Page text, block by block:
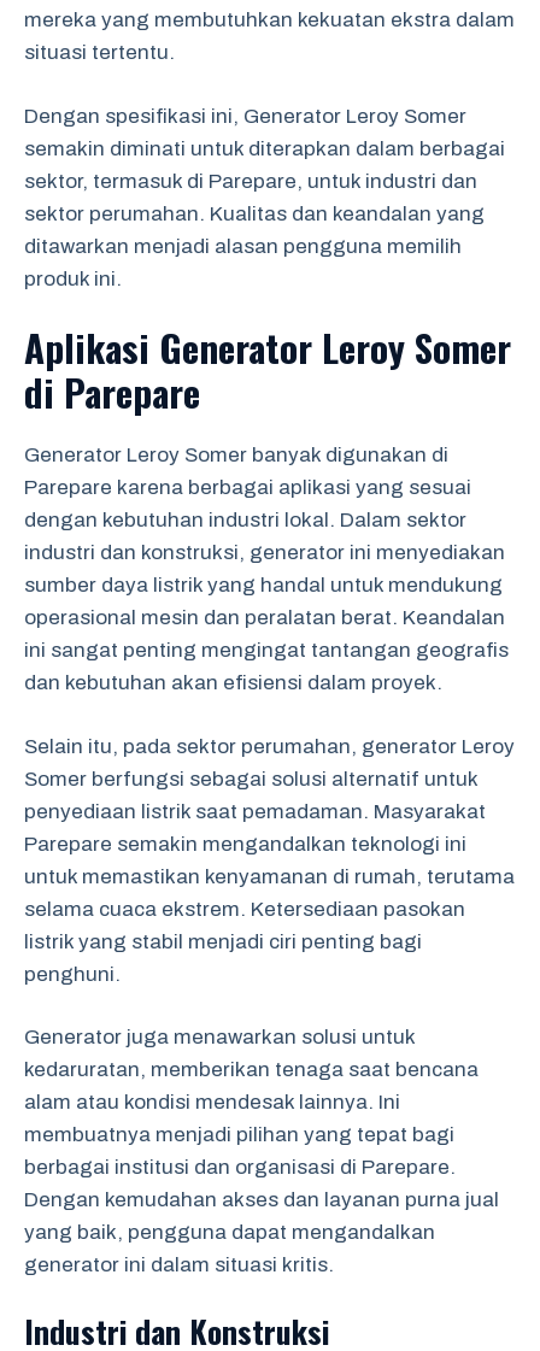
mereka yang membutuhkan kekuatan ekstra dalam
situasi tertentu.
Dengan spesifikasi ini, Generator Leroy Somer
semakin diminati untuk diterapkan dalam berbagai
sektor, termasuk di Parepare, untuk industri dan
sektor perumahan. Kualitas dan keandalan yang
ditawarkan menjadi alasan pengguna memilih
produk ini.
Aplikasi Generator Leroy Somer
di Parepare
Generator Leroy Somer banyak digunakan di
Parepare karena berbagai aplikasi yang sesuai
dengan kebutuhan industri lokal. Dalam sektor
industri dan konstruksi, generator ini menyediakan
sumber daya listrik yang handal untuk mendukung
operasional mesin dan peralatan berat. Keandalan
ini sangat penting mengingat tantangan geografis
dan kebutuhan akan efisiensi dalam proyek.
Selain itu, pada sektor perumahan, generator Leroy
Somer berfungsi sebagai solusi alternatif untuk
penyediaan listrik saat pemadaman. Masyarakat
Parepare semakin mengandalkan teknologi ini
untuk memastikan kenyamanan di rumah, terutama
selama cuaca ekstrem. Ketersediaan pasokan
listrik yang stabil menjadi ciri penting bagi
penghuni.
Generator juga menawarkan solusi untuk
kedaruratan, memberikan tenaga saat bencana
alam atau kondisi mendesak lainnya. Ini
membuatnya menjadi pilihan yang tepat bagi
berbagai institusi dan organisasi di Parepare.
Dengan kemudahan akses dan layanan purna jual
yang baik, pengguna dapat mengandalkan
generator ini dalam situasi kritis.
Industri dan Konstruksi